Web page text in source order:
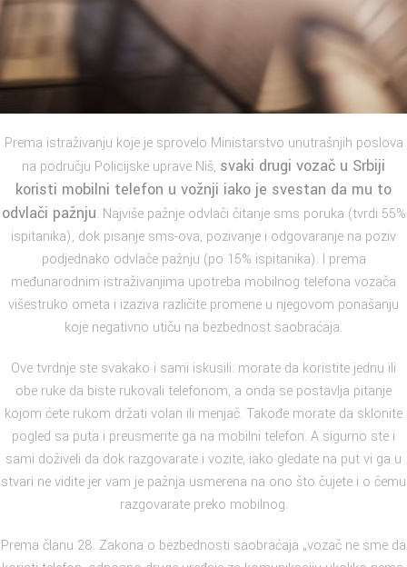
Prema istraživanju koje je sprovelo Ministarstvo unutrašnjih poslova
na području Policijske uprave Niš, svaki drugi vozač u Srbiji
koristi mobilni telefon u vožnji iako je svestan da mu to
odvlači pažnju. Najviše pažnje odvlači čitanje sms poruka (tvrdi 55%
ispitanika), dok pisanje sms-ova, pozivanje i odgovaranje na poziv
podjednako odvlače pažnju (po 15% ispitanika). I prema
međunarodnim istraživanjima upotreba mobilnog telefona vozača
višestruko ometa i izaziva različite promene u njegovom ponašanju
koje negativno utiču na bezbednost saobraćaja.
Ove tvrdnje ste svakako i sami iskusili: morate da koristite jednu ili
obe ruke da biste rukovali telefonom, a onda se postavlja pitanje
kojom ćete rukom držati volan ili menjač. Takođe morate da sklonite
pogled sa puta i preusmerite ga na mobilni telefon. A sigurno ste i
sami doživeli da dok razgovarate i vozite, iako gledate na put vi ga u
stvari ne vidite jer vam je pažnja usmerena na ono što čujete i o čemu
razgovarate preko mobilnog.
Prema članu 28. Zakona o bezbednosti saobraćaja „vozač ne sme da